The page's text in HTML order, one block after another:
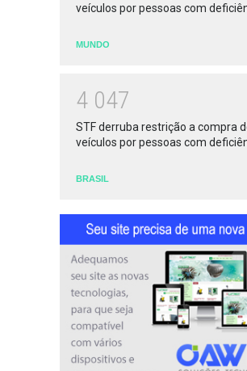
veículos por pessoas com
MUNDO
4 047
STF derruba restrição a compra
veículos por pessoas com
BRASIL